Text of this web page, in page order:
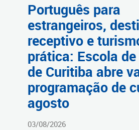
Português para
estrangeiros,
receptivo e
prática: Escola
de Curitiba abre
programação de
agosto
03/08/2026